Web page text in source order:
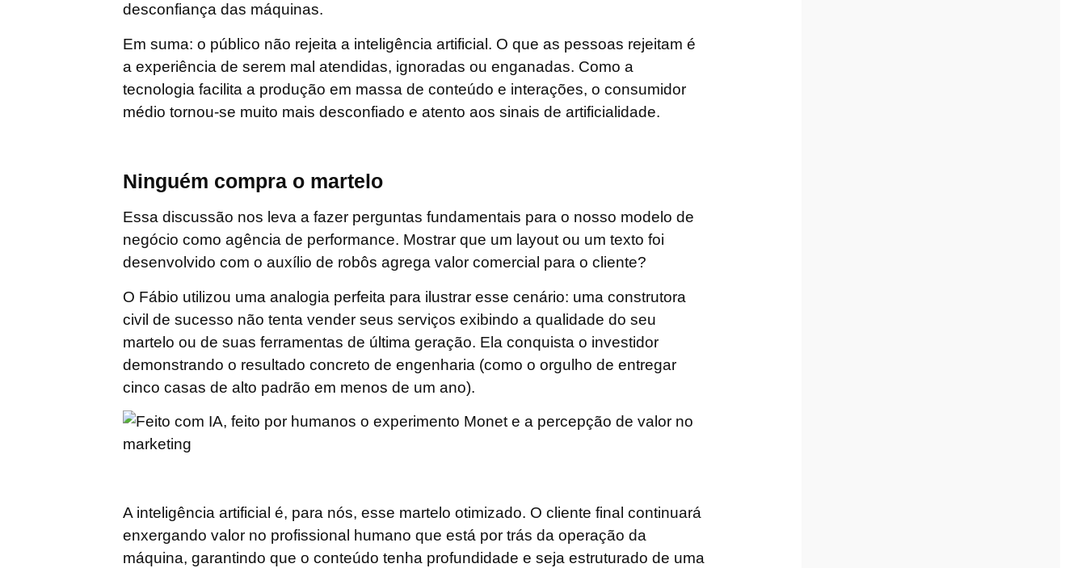
desconfiança das máquinas.
Em suma: o público não rejeita a inteligência artificial. O que as pessoas rejeitam é
a experiência de serem mal atendidas, ignoradas ou enganadas. Como a
tecnologia facilita a produção em massa de conteúdo e interações, o consumidor
médio tornou-se muito mais desconfiado e atento aos sinais de artificialidade.
Ninguém compra o martelo
Essa discussão nos leva a fazer perguntas fundamentais para o nosso modelo de
negócio como agência de performance. Mostrar que um layout ou um texto foi
desenvolvido com o auxílio de robôs agrega valor comercial para o cliente?
O Fábio utilizou uma analogia perfeita para ilustrar esse cenário: uma construtora
civil de sucesso não tenta vender seus serviços exibindo a qualidade do seu
martelo ou de suas ferramentas de última geração. Ela conquista o investidor
demonstrando o resultado concreto de engenharia (como o orgulho de entregar
cinco casas de alto padrão em menos de um ano).
A inteligência artificial é, para nós, esse martelo otimizado. O cliente final continuará
enxergando valor no profissional humano que está por trás da operação da
máquina, garantindo que o conteúdo tenha profundidade e seja estruturado de uma